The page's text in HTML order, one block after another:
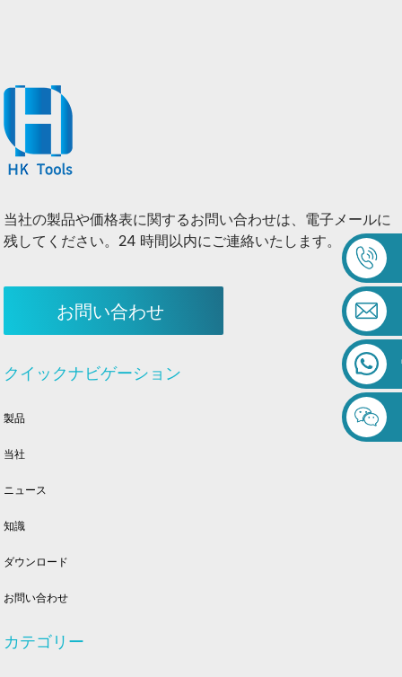
当社の製品や価格表に関するお問い合わせは、電子メールに
残してください。24 時間以内にご連絡いたします。
お問い合わせ
クイックナビゲーション
製品
当社
ニュース
知識
ダウンロード
お問い合わせ
カテゴリー